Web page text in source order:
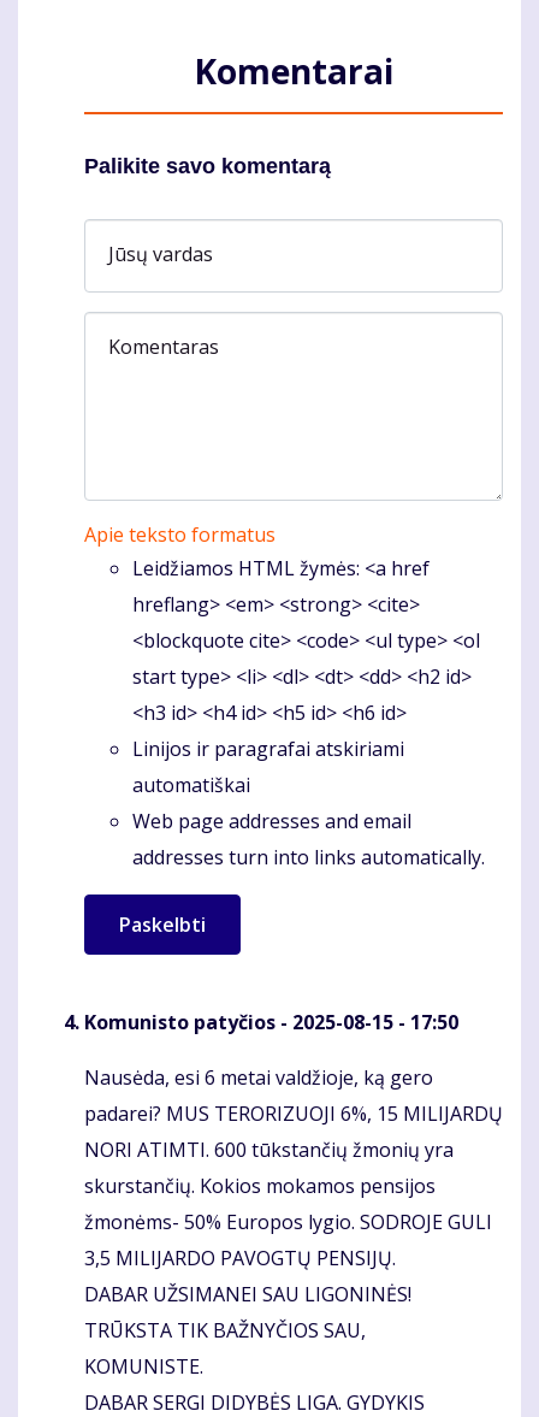
Komentarai
Palikite savo komentarą
Jūsų vardas
Komentaras
Apie teksto formatus
Leidžiamos HTML žymės: <a href
hreflang> <em> <strong> <cite>
<blockquote cite> <code> <ul type> <ol
start type> <li> <dl> <dt> <dd> <h2 id>
<h3 id> <h4 id> <h5 id> <h6 id>
Linijos ir paragrafai atskiriami
automatiškai
Web page addresses and email
addresses turn into links automatically.
Komunisto patyčios - 2025-08-15 - 17:50
Komentaras
Nausėda, esi 6 metai valdžioje, ką gero
padarei? MUS TERORIZUOJI 6%, 15 MILIJARDŲ
NORI ATIMTI. 600 tūkstančių žmonių yra
skurstančių. Kokios mokamos pensijos
žmonėms- 50% Europos lygio. SODROJE GULI
3,5 MILIJARDO PAVOGTŲ PENSIJŲ.
DABAR UŽSIMANEI SAU LIGONINĖS!
TRŪKSTA TIK BAŽNYČIOS SAU,
KOMUNISTE.
DABAR SERGI DIDYBĖS LIGA. GYDYKIS